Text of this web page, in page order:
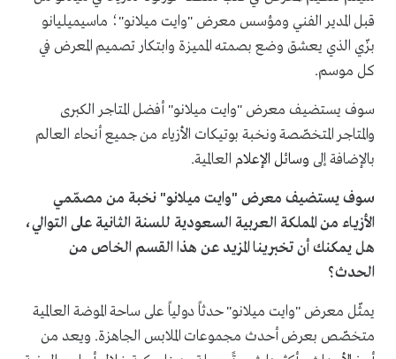
قبل المدير الفني ومؤسس معرض "وايت ميلانو"؛ ماسيميليانو
بزّي الذي يعشق وضع بصمته المميزة وابتكار تصميم المعرض في
كل موسم.
سوف يستضيف معرض "وايت ميلانو" أفضل المتاجر الكبرى
والمتاجر المتخصّصة ونخبة بوتيكات الأزياء من جميع أنحاء العالم
بالإضافة إلىوسائل الإعلامالعالمية.
سوف يستضيف معرض "وايت ميلانو" نخبة من مصمّمي
الأزياء من المملكة العربية السعودية للسنة الثانية على التوالي،
هل يمكنك أن تخبرينا المزيد عن هذا القسم الخاص من
الحدث؟
يمثّل معرض "وايت ميلانو" حدثاً دولياً على ساحة الموضة العالمية
متخصّص بعرض أحدث مجموعات الملابس الجاهزة. ويعد من